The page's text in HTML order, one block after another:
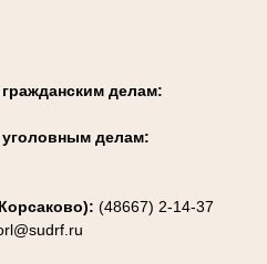
делам:
делам:
(48667) 2-14-37